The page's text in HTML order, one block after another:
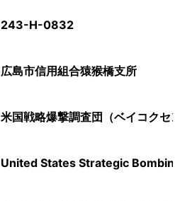
243-H-0832
広島市信用組合猿猴橋支所
米国戦略爆撃調査団（ベイコクセ
United States Strategic